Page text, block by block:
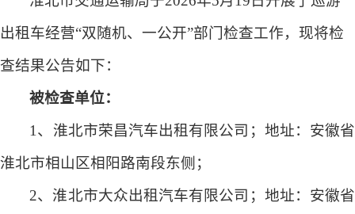
出租车经营“双随机、一公开”部门检查工作，现将检
查结果公告如下：
被检查单位：
1、 淮北市荣昌汽车出租有限公司 ；地址：安徽省
淮北市相山区相阳路南段东侧；
2、淮北市大众出租汽车有限公司；地址：安徽省